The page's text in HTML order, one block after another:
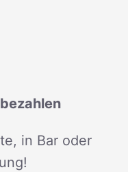
in Bar oder